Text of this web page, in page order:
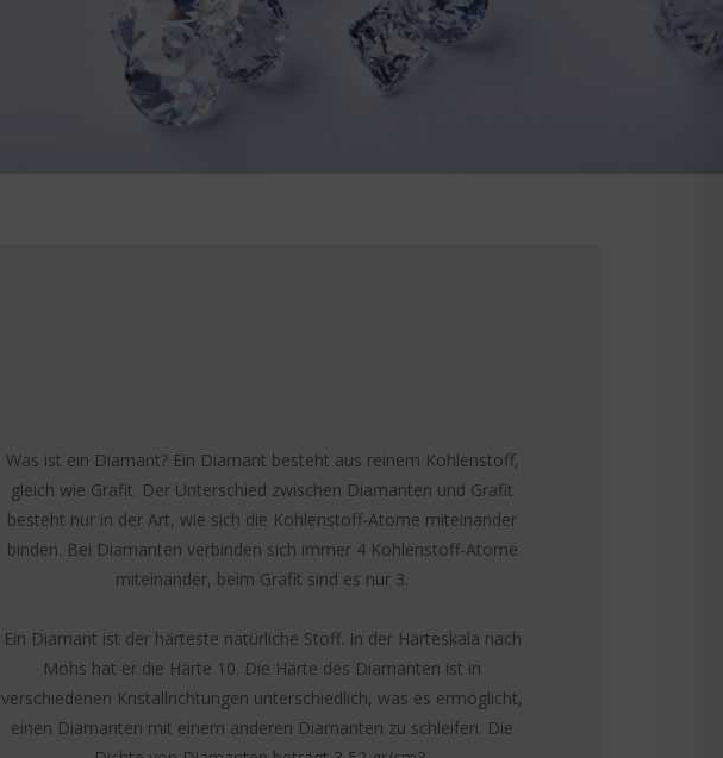
Was ist ein Diamant? Ein Diamant besteht aus reinem Kohlenstoff,
gleich wie Grafit. Der Unterschied zwischen Diamanten und Grafit
besteht nur in der Art, wie sich die Kohlenstoff-Atome miteinander
binden. Bei Diamanten verbinden sich immer 4 Kohlenstoff-Atome
miteinander, beim Grafit sind es nur 3.
Ein Diamant ist der härteste natürliche Stoff. In der Härteskala nach
Mohs hat er die Härte 10. Die Härte des Diamanten ist in
verschiedenen Kristallrichtungen unterschiedlich, was es ermöglicht,
einen Diamanten mit einem anderen Diamanten zu schleifen. Die